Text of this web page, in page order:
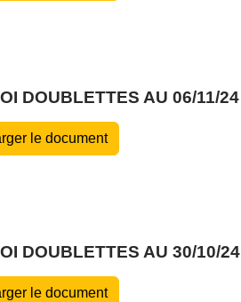
DOUBLETTES AU 06/11/24
le document
DOUBLETTES AU 30/10/24
le document